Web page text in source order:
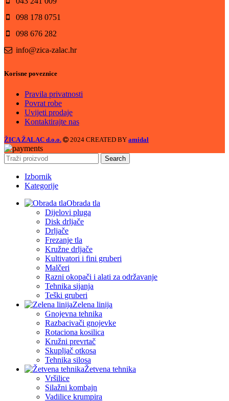
098 178 0751
098 676 282
info@zica-zalac.hr
Korisne poveznice
Pravila privatnosti
Povrat robe
Uvijeti prodaje
Kontaktirajte nas
ŽICA ŽALAC d.o.o. 2024 CREATED BY amidal
Search
Izbornik
Kategorije
Obrada tla
Dijelovi pluga
Disk drljače
Drljače
Frezanje tla
Kružne drljače
Kultivatori i fini gruberi
Malčeri
Razni okopači i alati za održavanje
Tehnika sijanja
Teški gruberi
Zelena linija
Gnojevna tehnika
Razbacivači gnojevke
Rotaciona kosilica
Kružni prevrtač
Skupljač otkosa
Tehnika silosa
Žetvena tehnika
Vršilice
Silažni kombajn
Vadilice krumpira